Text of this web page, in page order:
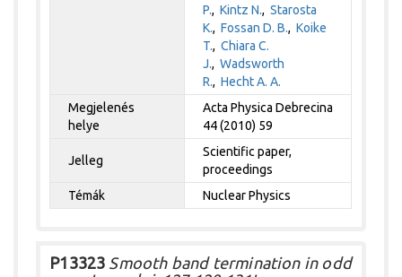
P.,Kintz N.,Starosta
K.,Fossan D. B.,Koike
T.,Chiara C.
J.,Wadsworth
R.,Hecht A. A.
Megjelenés
helye
Acta Physica Debrecina
44 (2010) 59
Jelleg
Scientific paper,
proceedings
Témák
Nuclear Physics
P13323 Smooth band termination in odd